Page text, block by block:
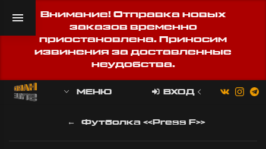
Внимание! Отправка новых
заказов временно
приостановлена. Приносим
извинения за доставленные
неудобства.
МЕНЮ ВХОД
Футболка «Press F»